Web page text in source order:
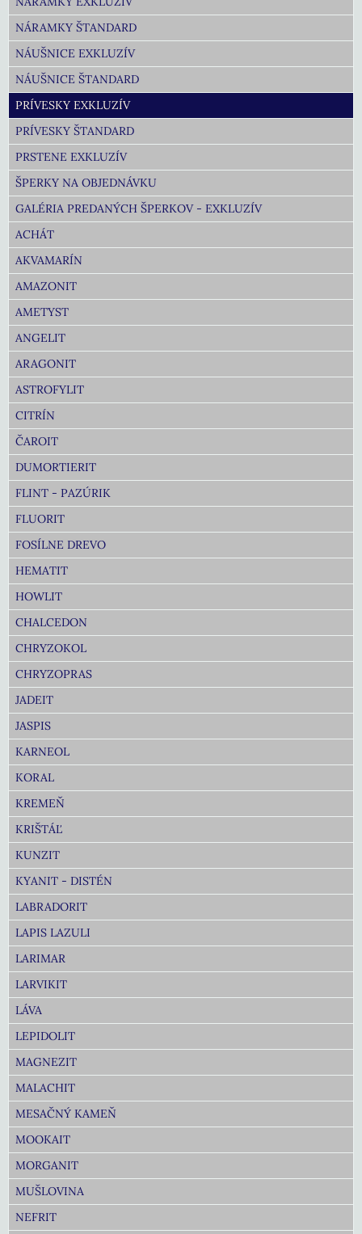
NÁRAMKY ŠTANDARD
NÁUŠNICE EXKLUZÍV
NÁUŠNICE ŠTANDARD
PRÍVESKY EXKLUZÍV
PRÍVESKY ŠTANDARD
PRSTENE EXKLUZÍV
ŠPERKY NA OBJEDNÁVKU
GALÉRIA PREDANÝCH ŠPERKOV - EXKLUZÍV
ACHÁT
AKVAMARÍN
AMAZONIT
AMETYST
ANGELIT
ARAGONIT
ASTROFYLIT
CITRÍN
ČAROIT
DUMORTIERIT
FLINT - PAZÚRIK
FLUORIT
FOSÍLNE DREVO
HEMATIT
HOWLIT
CHALCEDON
CHRYZOKOL
CHRYZOPRAS
JADEIT
JASPIS
KARNEOL
KORAL
KREMEŇ
KRIŠTÁĽ
KUNZIT
KYANIT - DISTÉN
LABRADORIT
LAPIS LAZULI
LARIMAR
LARVIKIT
LÁVA
LEPIDOLIT
MAGNEZIT
MALACHIT
MESAČNÝ KAMEŇ
MOOKAIT
MORGANIT
MUŠLOVINA
NEFRIT